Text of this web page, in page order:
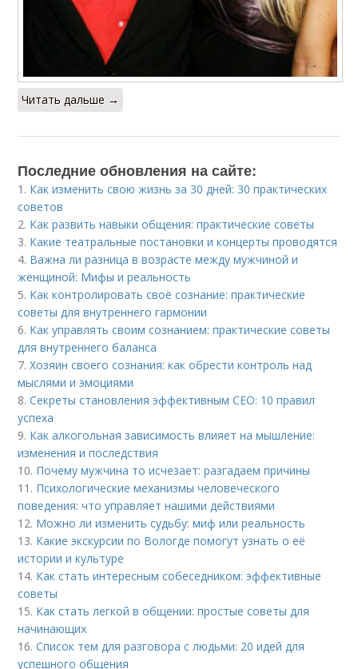
Читать дальше →
Последние обновления на сайте:
1. Как изменить свою жизнь за 30 дней: 30 практических
советов
2. Как развить навыки общения: практические советы
3. Какие театральные постановки и концерты проводятся
4. Важна ли разница в возрасте между мужчиной и
женщиной: Мифы и реальность
5. Как контролировать своё сознание: практические
советы для внутреннего гармонии
6. Как управлять своим сознанием: практические советы
для внутреннего баланса
7.Хозяин своего сознания: как обрести контроль над
мыслями и эмоциями
8.Секреты становления эффективным CEO: 10 правил
успеха
9. Как алкогольная зависимость влияет на мышление:
изменения и последствия
10. Почему мужчина то исчезает: разгадаем причины
11. Психологические механизмы человеческого
поведения: что управляет нашими действиями
12. Можно ли изменить судьбу: миф или реальность
13. Какие экскурсии по Вологде помогут узнать о её
истории и культуре
14. Как стать интересным собеседником: эффективные
советы
15. Как стать легкой в общении: простые советы для
начинающих
16.Список тем для разговора с людьми: 20 идей для
успешного общения